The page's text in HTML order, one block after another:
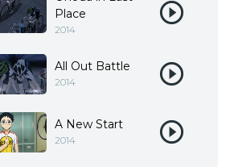
Place
2014
All Out Battle
2014
A New Start
2014